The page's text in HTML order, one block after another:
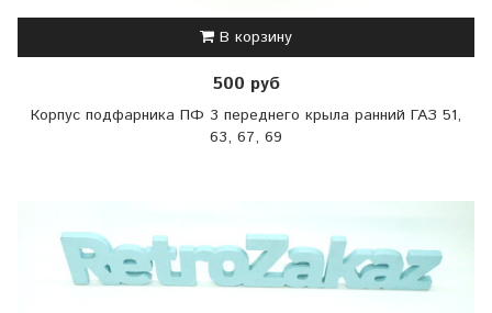
В корзину
500 руб
Корпус подфарника ПФ 3 переднего крыла ранний ГАЗ 51,
63, 67, 69